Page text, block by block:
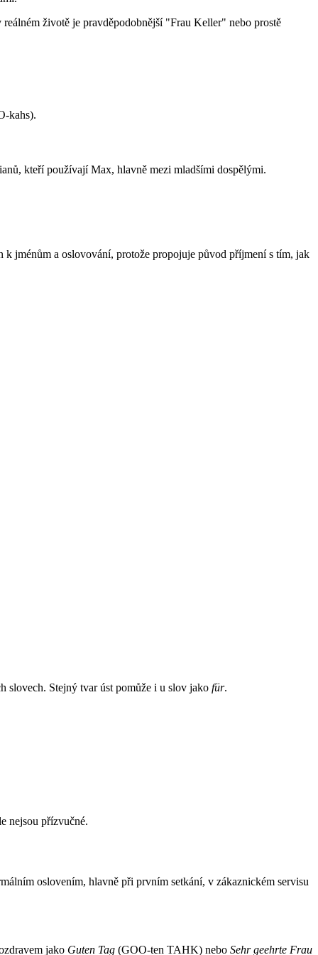
životě je pravděpodobnější "Frau Keller" nebo prostě
kahs).
kteří používají Max, hlavně mezi mladšími dospělými.
jménům a oslovování, protože propojuje původ příjmení s tím, jak
slovech. Stejný tvar úst pomůže i u slov jako für.
nejsou přízvučné.
oslovením, hlavně při prvním setkání, v zákaznickém servisu
jako Guten Tag (GOO-ten TAHK) nebo Sehr geehrte Frau